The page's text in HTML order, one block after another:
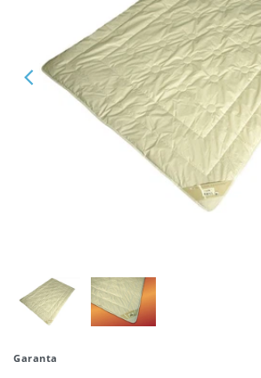
Garanta